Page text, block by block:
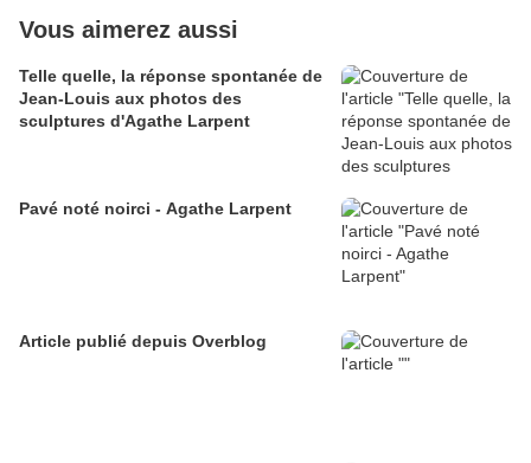
Vous aimerez aussi
Telle quelle, la réponse spontanée de
Jean-Louis aux photos des
sculptures d'Agathe Larpent
Pavé noté noirci - Agathe Larpent
Article publié depuis Overblog